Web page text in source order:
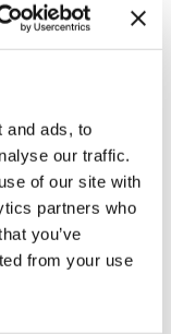
and ads, to
our traffic.
of our site with
partners who
you’ve
from your use